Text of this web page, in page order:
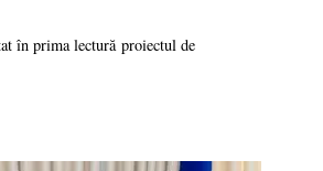
în prima lectură proiectul de